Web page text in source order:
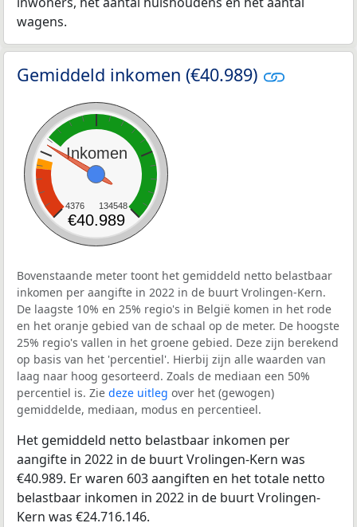
wagens.
Gemiddeld inkomen (€40.989)
Inkomen
4376 134548
€40.989
Bovenstaande meter toont het gemiddeld netto belastbaar
inkomen per aangifte in 2022 in de buurt Vrolingen-Kern.
De laagste 10% en 25% regio's in België komen in het rode
en het oranje gebied van de schaal op de meter. De hoogste
25% regio's vallen in het groene gebied. Deze zijn berekend
op basis van het 'percentiel'. Hierbij zijn alle waarden van
laag naar hoog gesorteerd. Zoals de mediaan een 50%
percentiel is. Zie deze uitleg over het (gewogen)
gemiddelde, mediaan, modus en percentieel.
Het gemiddeld netto belastbaar inkomen per
aangifte in 2022 in de buurt Vrolingen-Kern was
€40.989. Er waren 603 aangiften en het totale netto
belastbaar inkomen in 2022 in de buurt Vrolingen-
Kern was €24.716.146.